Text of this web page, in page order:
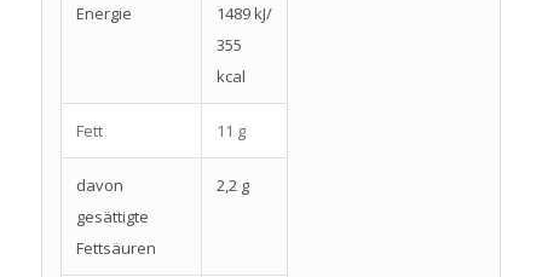
Energie
1489 kJ/
355
kcal
Fett 11 g
davon
gesättigte
Fettsäuren
2,2 g